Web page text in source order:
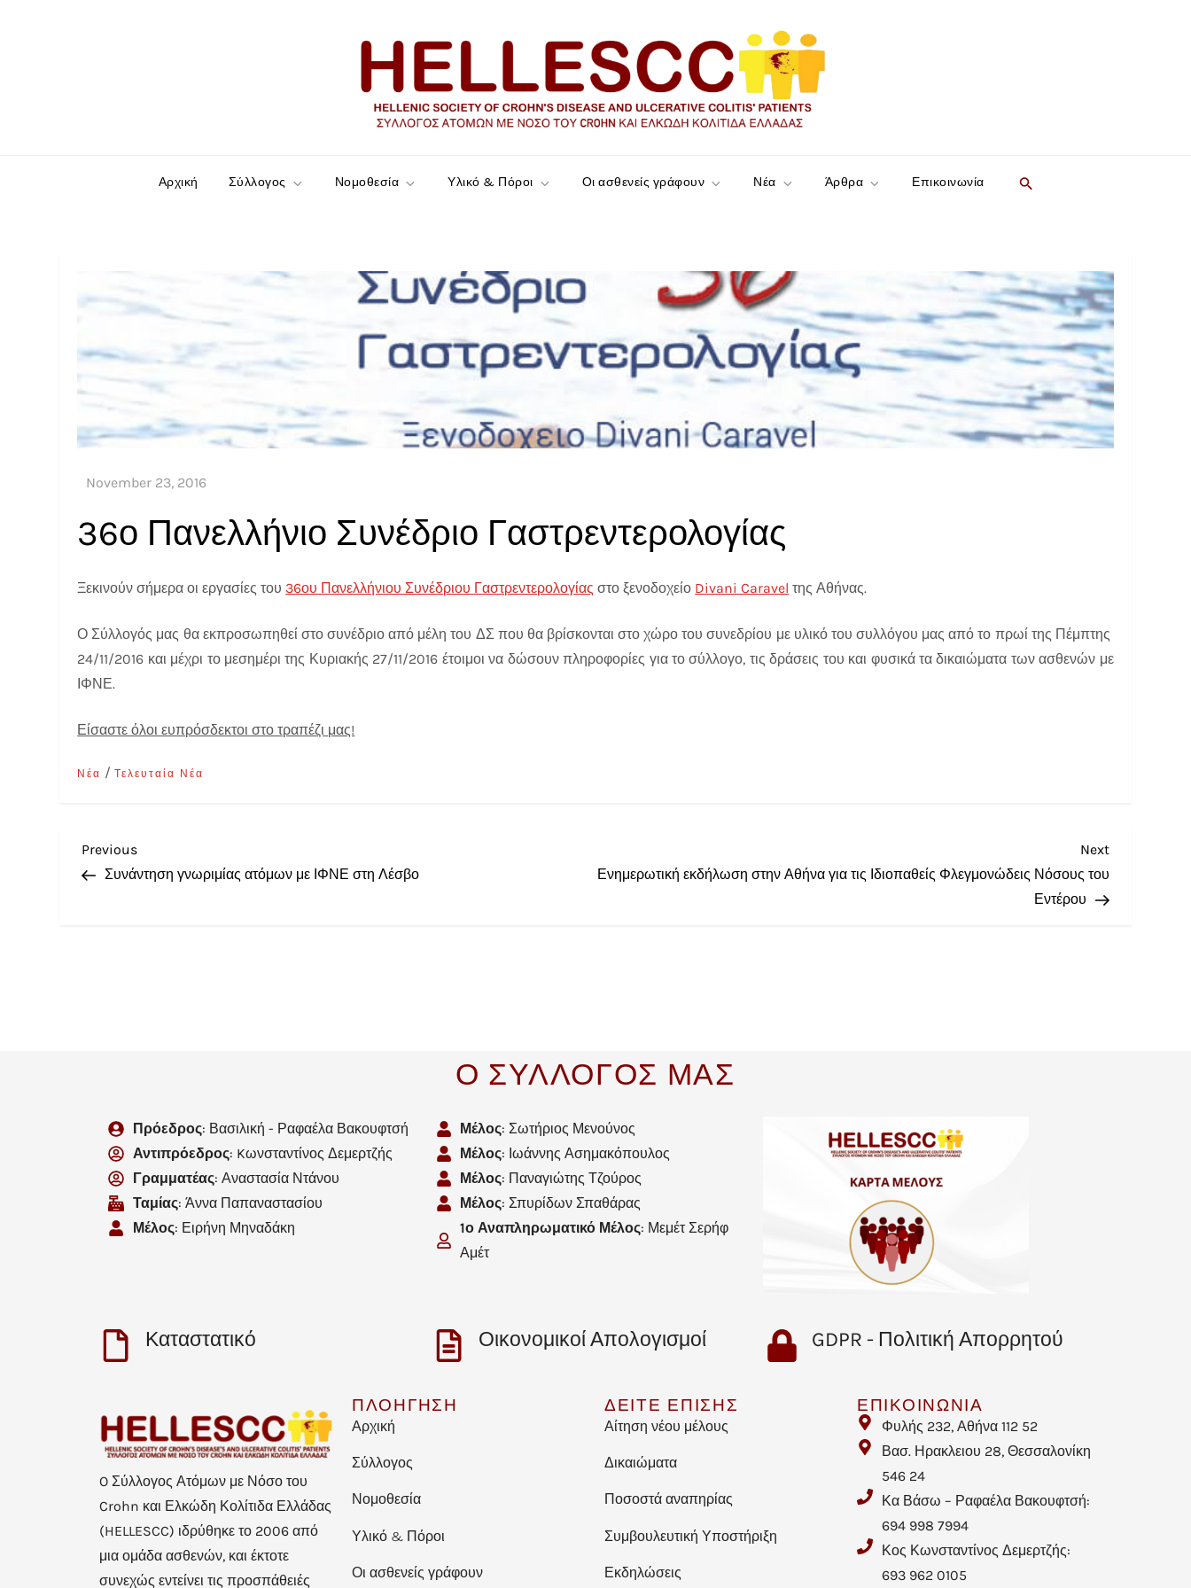
Αρχική Σύλλογος Νομοθεσία Υλικό & Πόροι Οι ασθενείς γράφουν Νέα Άρθρα Επικοινωνία
36ο Πανελλήνιο Συνέδριο Γαστρεντερολογίας
Ξεκινούν σήμερα οι εργασίες του 36ου Πανελλήνιου Συνέδριου Γαστρεντερολογίας στο ξενοδοχείο Divani Caravel της Αθήνας.
Ο Σύλλογός μας θα εκπροσωπηθεί στο συνέδριο από μέλη του ΔΣ που θα βρίσκονται στο χώρο του συνεδρίου με υλικό του συλλόγου μας από το πρωί της Πέμπτης
24/11/2016 και μέχρι το μεσημέρι της Κυριακής 27/11/2016 έτοιμοι να δώσουν πληροφορίες για το σύλλογο, τις δράσεις του και φυσικά τα δικαιώματα των ασθενών με
ΙΦΝΕ.
Είσαστε όλοι ευπρόσδεκτοι στο τραπέζι μας!
Νέα /Τελευταία Νέα
Previous
Συνάντηση γνωριμίας ατόμων με ΙΦΝΕ στη Λέσβο
Next
Ενημερωτική εκδήλωση στην Αθήνα για τις Ιδιοπαθείς Φλεγμονώδεις Νόσους του
Εντέρου
Ο ΣΥΛΛΟΓΟΣ ΜΑΣ
Πρόεδρος: Βασιλική - Ραφαέλα Βακουφτσή
Αντιπρόεδρος: Kωνσταντίνος Δεμερτζής
Γραμματέας: Αναστασία Ντάνου
Ταμίας: Άννα Παπαναστασίου
Μέλος: Ειρήνη Μηναδάκη
Μέλος: Σωτήριος Μενούνος
Μέλος: Ιωάννης Ασημακόπουλος
Μέλος: Παναγιώτης Τζούρος
Μέλος: Σπυρίδων Σπαθάρας
1ο Αναπληρωματικό Μέλος: Μεμέτ Σερήφ
Αμέτ
Καταστατικό Οικονομικοί Απολογισμοί GDPR - Πολιτική Απορρητού
O Σύλλογος Ατόμων με Νόσο του
Crohn και Ελκώδη Κολίτιδα Ελλάδας
(HELLESCC) ιδρύθηκε το 2006 από
μια ομάδα ασθενών, και έκτοτε
συνεχώς εντείνει τις προσπάθειές
ΠΛΟΗΓΗΣΗ
Αρχική
Σύλλογος
Νομοθεσία
Υλικό & Πόροι
Οι ασθενείς γράφουν
ΔΕΙΤΕ ΕΠΙΣΗΣ
Αίτηση νέου μέλους
Δικαιώματα
Ποσοστά αναπηρίας
Συμβουλευτική Υποστήριξη
Εκδηλώσεις
ΕΠΙΚΟΙΝΩΝΙΑ
Φυλής 232, Αθήνα 112 52
Βασ. Ηρακλειου 28, Θεσσαλονίκη
546 24
Κα Βάσω – Ραφαέλα Βακουφτσή:
694 998 7994
Κος Κωνσταντίνος Δεμερτζής:
693 962 0105